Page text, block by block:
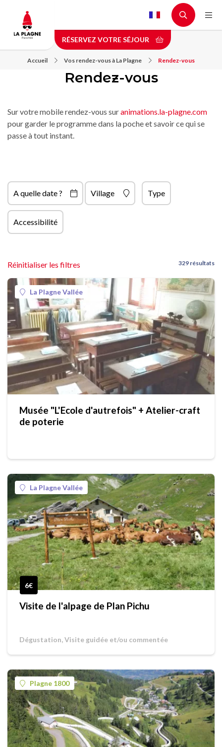
contenu
principal
RÉSERVEZ VOTRE SÉJOUR
Accueil Vos rendez-vous à La Plagne Rendez-vous
Rendez-vous
Sur votre mobile rendez-vous suranimations.la-plagne.com
pour garder le programme dans la poche et savoir ce qui se
passe à tout instant.
A quelle date ? Village Type
Accessibilité
Réinitialiser les filtres 329 résultats
La Plagne Vallée
Musée "L'Ecole d'autrefois" + Atelier-craft
de poterie
La Plagne Vallée
6€
Visite de l'alpage de Plan Pichu
Dégustation, Visite guidée et/ou commentée
Plagne 1800